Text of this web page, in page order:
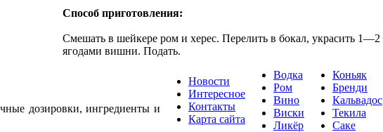
Способ приготовления:
Смешать в шейкере ром и херес. Перелить в бокал, украсить 1—2
ягодами вишни. Подать.
дозировки, ингредиенты и
Новости
Интересное
Контакты
Карта сайта
Водка
Ром
Вино
Виски
Ликёр
Коньяк
Бренди
Кальвадос
Текила
Саке